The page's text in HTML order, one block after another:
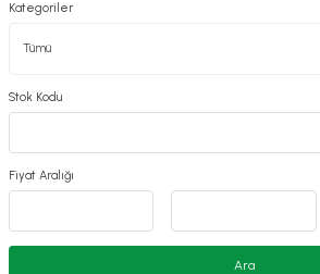
Kategoriler
Stok Kodu
Fiyat Aralığı
Ara